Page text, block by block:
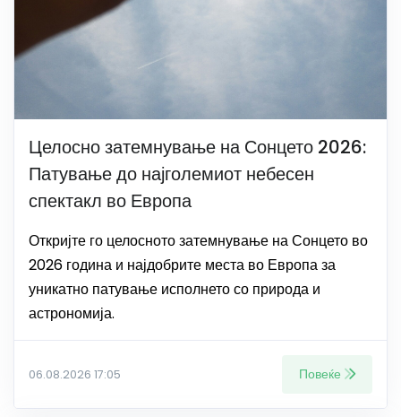
Целосно затемнување на Сонцето 2026:
Патување до најголемиот небесен
спектакл во Европа
Откријте го целосното затемнување на Сонцето во
2026 година и најдобрите места во Европа за
уникатно патување исполнето со природа и
астрономија.
06.08.2026 17:05 Повеќе